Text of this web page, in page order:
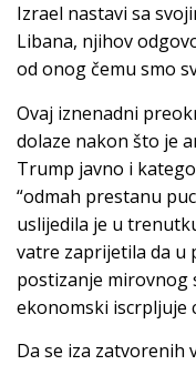
Izrael nastavi sa
Libana, njihov
od onog čemu smo
Ovaj iznenadni
dolaze nakon što je
Trump javno i
“odmah prestanu
uslijedila je u
vatre zaprijetila da u
postizanje mirovnog
ekonomski iscrpljuje
Da se iza zatvorenih